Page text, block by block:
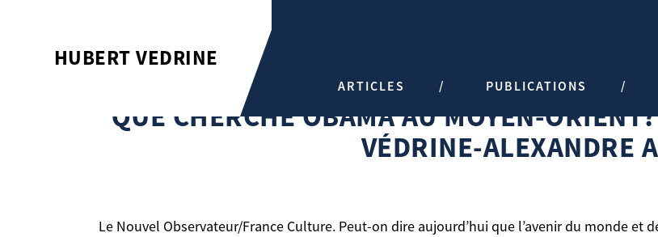
HUBERT VEDRINE
ARTICLES PUBLICATIONS
QUE CHERCHE OBAMA AU MOYEN-
VÉDRINE-ALEXANDRE
Le Nouvel Observateur/France Culture. Peut-on dire aujourd’hui que l’avenir du monde et
QUE CHERCHE OBAMA AU MOYEN-ORIENT? LE FACE-À-FACE HUBERT VÉDRINE-ALEXANDRE
Que cherche Obama au Moyen-Orient? Le face-à-face Hubert Védrine-Alexandre Adler